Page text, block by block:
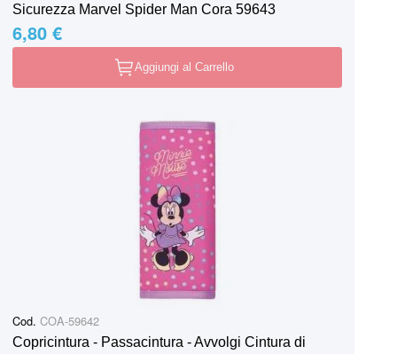
Sicurezza Marvel Spider Man Cora 59643
6,80 €
Aggiungi al Carrello
Cod. COA-59642
Copricintura - Passacintura - Avvolgi Cintura di